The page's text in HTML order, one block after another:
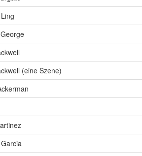
(eine Szene)